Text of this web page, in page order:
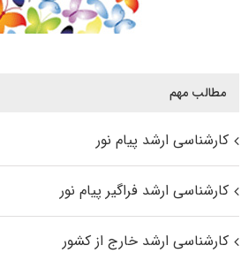
مطالب مهم
کارشناسی ارشد پیام نور
کارشناسی ارشد فراگیر پیام نور
کارشناسی ارشد خارج از کشور